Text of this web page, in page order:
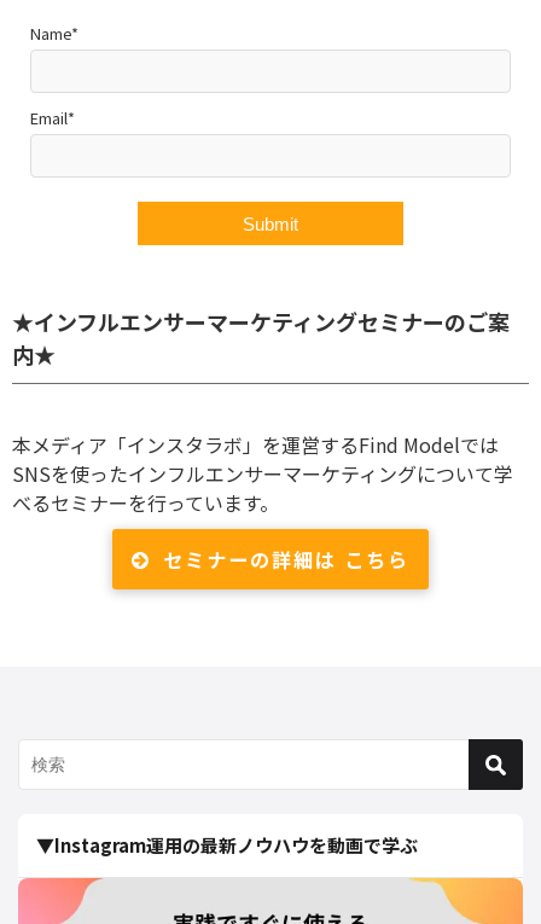
Name*
Email*
★インフルエンサーマーケティングセミナーのご案
内★
本メディア「インスタラボ」を運営するFind Modelでは
SNSを使ったインフルエンサーマーケティングについて学
べるセミナーを行っています。
セミナーの詳細は こちら
▼Instagram運用の最新ノウハウを動画で学ぶ